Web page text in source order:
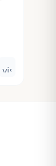
visibility